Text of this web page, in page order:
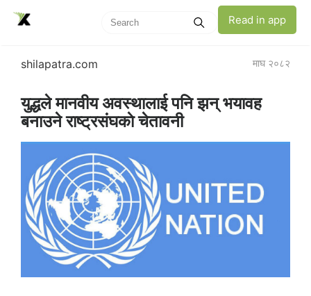
Read in app
shilapatra.com माघ २०८२
युद्धले मानवीय अवस्थालाई पनि झन् भयावह
बनाउने राष्ट्रसंघकाे चेतावनी